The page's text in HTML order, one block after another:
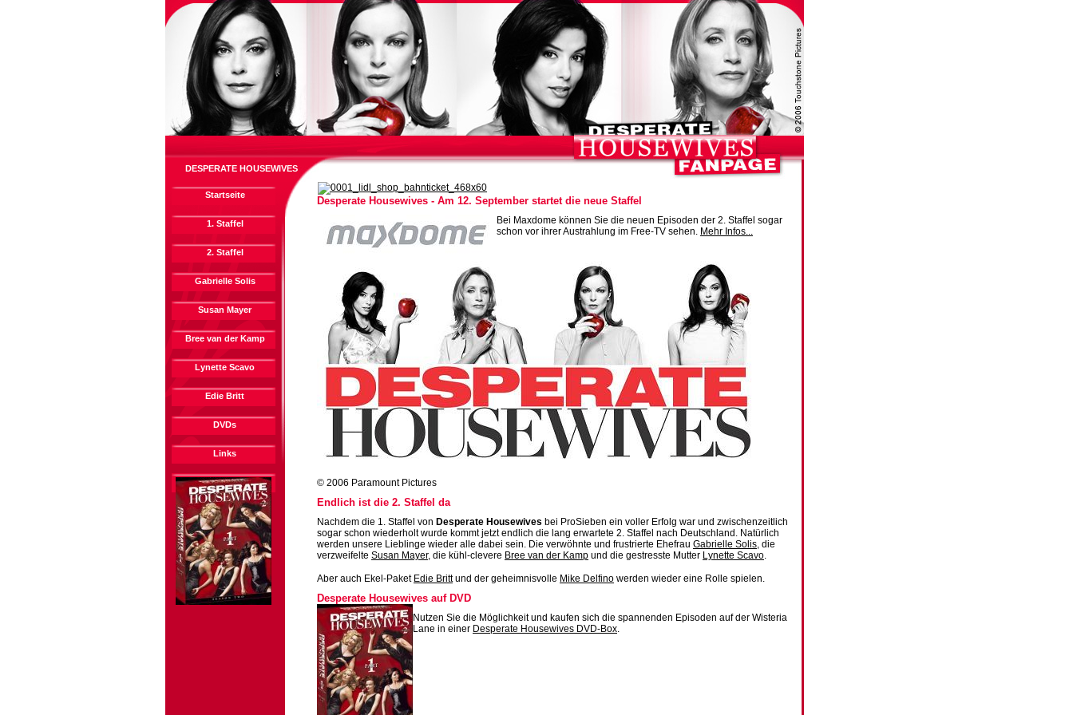
DESPERATE HOUSEWIVES
Startseite
1. Staffel
2. Staffel
Gabrielle Solis
Susan Mayer
Bree van der Kamp
Lynette Scavo
Edie Britt
DVDs
Links
Desperate Housewives - Am 12. September startet die neue Staffel
Bei Maxdome können Sie die neuen Episoden der 2. Staffel sogar
schon vor ihrer Austrahlung im Free-TV sehen. Mehr Infos...
© 2006 Paramount Pictures
Endlich ist die 2. Staffel da
Nachdem die 1. Staffel von Desperate Housewives bei ProSieben ein voller Erfolg war und zwischenzeitlich
sogar schon wiederholt wurde kommt jetzt endlich die lang erwartete 2. Staffel nach Deutschland. Natürlich
werden unsere Lieblinge wieder alle dabei sein. Die verwöhnte und frustrierte Ehefrau Gabrielle Solis, die
verzweifelte Susan Mayer, die kühl-clevere Bree van der Kamp und die gestresste Mutter Lynette Scavo.
Aber auch Ekel-Paket Edie Brittund der geheimnisvolle Mike Delfino werden wieder eine Rolle spielen.
Desperate Housewives auf DVD
Nutzen Sie die Möglichkeit und kaufen sich die spannenden Episoden auf der Wisteria
Lane in einer Desperate Housewives DVD-Box.